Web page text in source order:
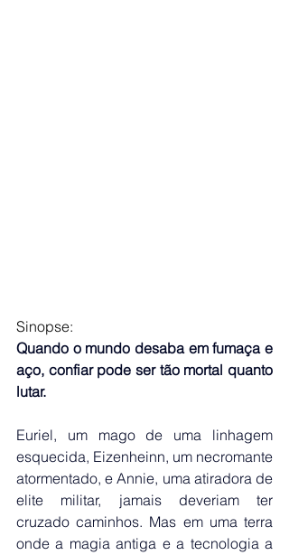
Sinopse:
Quando o mundo desaba em fumaça e
aço, confiar pode ser tão mortal quanto
lutar.
Euriel, um mago de uma linhagem
esquecida, Eizenheinn, um necromante
atormentado, e Annie, uma atiradora de
elite militar, jamais deveriam ter
cruzado caminhos. Mas em uma terra
onde a magia antiga e a tecnologia a